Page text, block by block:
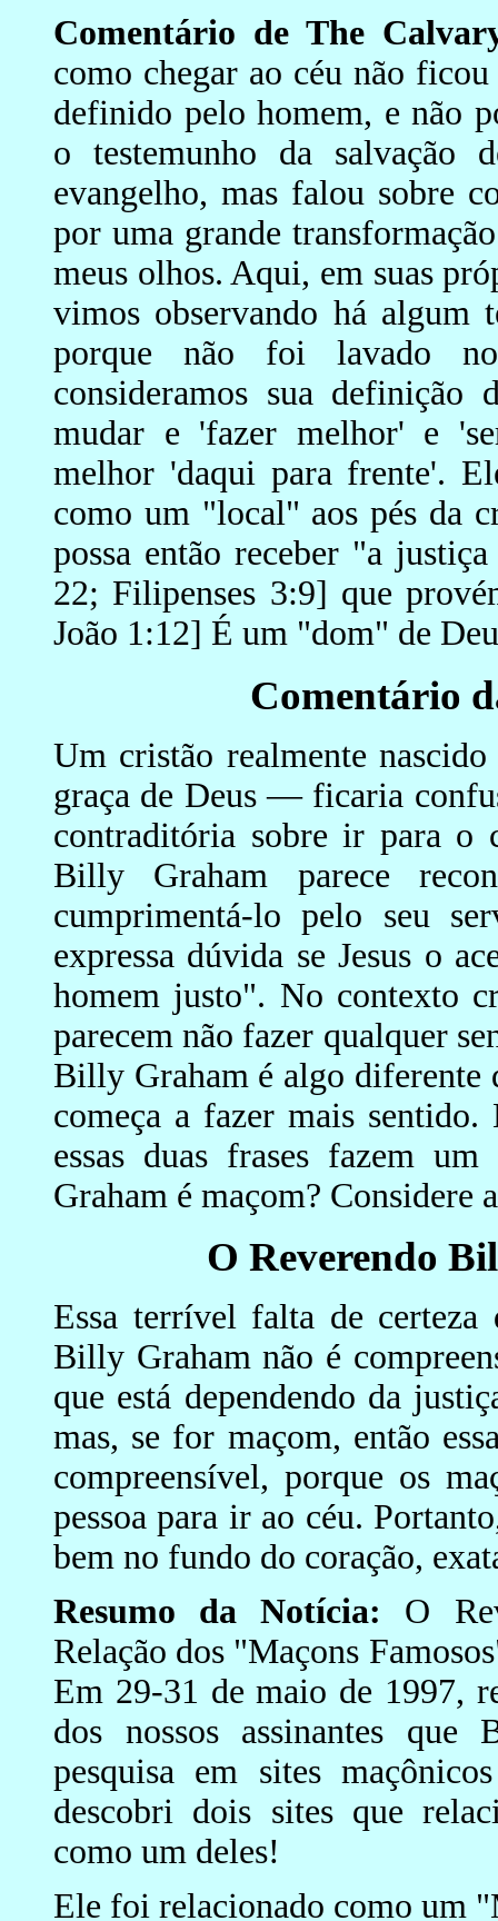
Comentário de The
como chegar ao céu não
definido pelo homem, e não
o testemunho da salvação
evangelho, mas falou sobre
por uma grande
meus olhos. Aqui, em suas
vimos observando há
porque não foi lavado no
consideramos sua definição
mudar e 'fazer melhor' e
melhor 'daqui para frente'.
como um "local" aos pés da
possa então receber "a
22; Filipenses 3:9] que
João 1:12] É um "dom" de
Comentário
Um cristão realmente
graça de Deus — ficaria
contraditória sobre ir para o
Billy Graham parece
cumprimentá-lo pelo seu
expressa dúvida se Jesus o
homem justo". No contexto
parecem não fazer qualquer
Billy Graham é algo diferente
começa a fazer mais
essas duas frases fazem
Graham é maçom? Considere
O Reverendo
Essa terrível falta de
Billy Graham não é
que está dependendo da
mas, se for maçom, então
compreensível, porque os
pessoa para ir ao céu.
bem no fundo do coração,
Resumo da Notícia: O
Relação dos "Maçons
Em 29-31 de maio de 1997,
dos nossos assinantes
pesquisa em sites
descobri dois sites que
como um deles!
Ele foi relacionado como um